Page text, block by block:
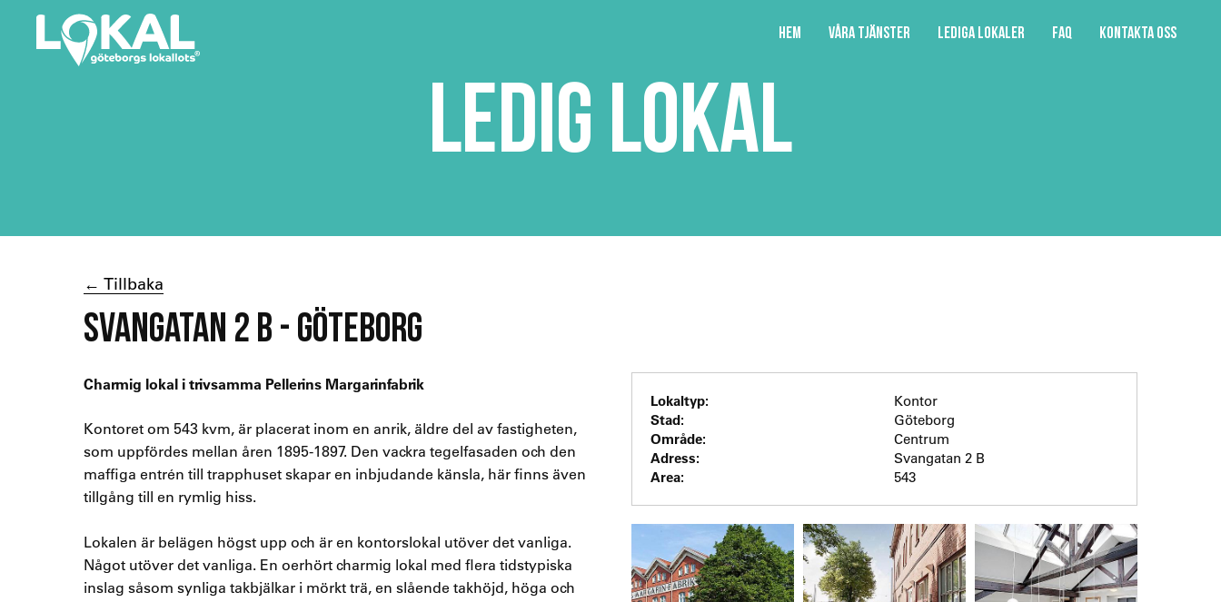
Hem Våra tjänster Lediga lokaler FAQ Kontakta oss
LEDIG LOKAL
← Tillbaka
SVANGATAN 2 B - GÖTEBORG
Charmig lokal i trivsamma Pellerins Margarinfabrik
Kontoret om 543 kvm, är placerat inom en anrik, äldre del av fastigheten,
som uppfördes mellan åren 1895-1897. Den vackra tegelfasaden och den
maffiga entrén till trapphuset skapar en inbjudande känsla, här finns även
tillgång till en rymlig hiss.
Lokalen är belägen högst upp och är en kontorslokal utöver det vanliga.
Något utöver det vanliga. En oerhört charmig lokal med flera tidstypiska
inslag såsom synliga takbjälkar i mörkt trä, en slående takhöjd, höga och
Lokaltyp:
Kontor
Stad:
Göteborg
Område:
Centrum
Adress:
Svangatan 2 B
Area:
543